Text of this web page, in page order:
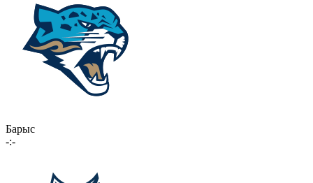
Барыс
-:-